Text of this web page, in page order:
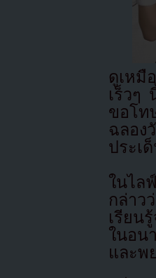
ดูเหมื
เร็วๆ
ขอโท
ฉลอง
ประเ
ในไล
กล่าว
เรียน
ในอน
และพ